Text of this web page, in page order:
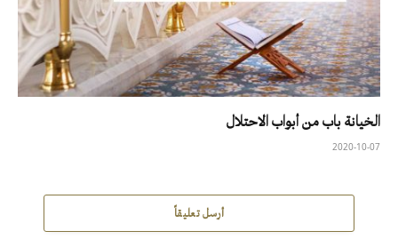
الخيانة باب من أبواب الاحتلال
2020-10-07
أرسل تعليقاً